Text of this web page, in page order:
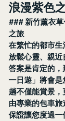
浪漫紫色
### 新竹薰衣
之旅
在繁忙的都市
放鬆心靈、親
答案是肯定的
一日遊」將會
趟不僅能賞景，
由專業的包車旅
保證讓您度過